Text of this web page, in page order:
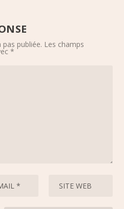
publiée. Les champs
*